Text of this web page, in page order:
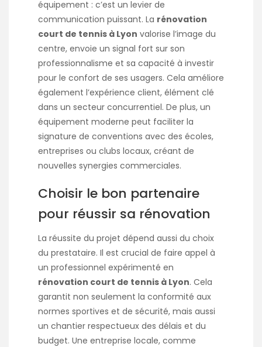
équipement : c’est un levier de
communication puissant. La rénovation
court de tennis à Lyon valorise l’image du
centre, envoie un signal fort sur son
professionnalisme et sa capacité à investir
pour le confort de ses usagers. Cela améliore
également l’expérience client, élément clé
dans un secteur concurrentiel. De plus, un
équipement moderne peut faciliter la
signature de conventions avec des écoles,
entreprises ou clubs locaux, créant de
nouvelles synergies commerciales.
Choisir le bon partenaire
pour réussir sa rénovation
La réussite du projet dépend aussi du choix
du prestataire. Il est crucial de faire appel à
un professionnel expérimenté en
rénovation court de tennis à Lyon. Cela
garantit non seulement la conformité aux
normes sportives et de sécurité, mais aussi
un chantier respectueux des délais et du
budget. Une entreprise locale, comme